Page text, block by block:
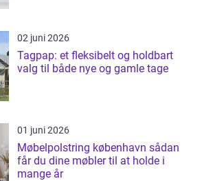
02 juni 2026
Tagpap: et fleksibelt og holdbart
valg til både nye og gamle tage
01 juni 2026
Møbelpolstring københavn sådan
får du dine møbler til at holde i
mange år